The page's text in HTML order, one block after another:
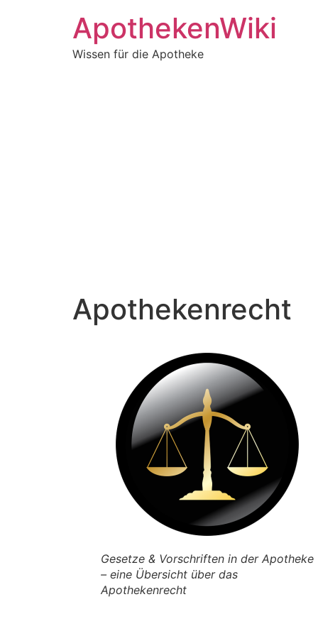
ApothekenWiki
Wissen für die Apotheke
Apothekenrecht
Gesetze & Vorschriften in der Apotheke
– eine Übersicht über das
Apothekenrecht